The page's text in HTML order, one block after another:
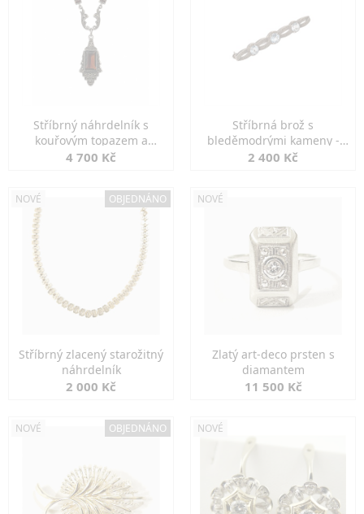
Stříbrný náhrdelník s
kouřovým topazem a
markazity
4 700 Kč
Stříbrná brož s
bleděmodrými kameny -
jemná elegance
2 400 Kč
NOVÉ OBJEDNÁNO
Stříbrný zlacený starožitný
náhrdelník
2 000 Kč
NOVÉ
Zlatý art-deco prsten s
diamantem
11 500 Kč
NOVÉ OBJEDNÁNO NOVÉ